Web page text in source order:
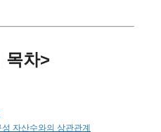
목차>
자산수와의 상관관계